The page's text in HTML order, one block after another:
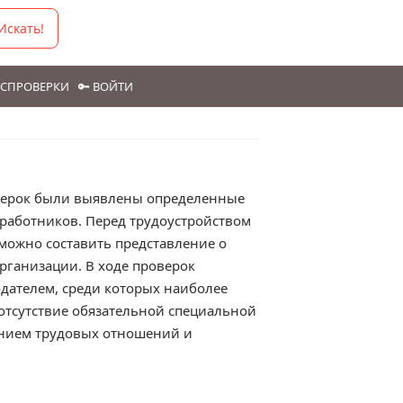
🔑 ВОЙТИ
были выявлены определенные
Перед трудоустройством
составить представление о
В ходе проверок
среди которых наиболее
обязательной специальной
трудовых отношений и